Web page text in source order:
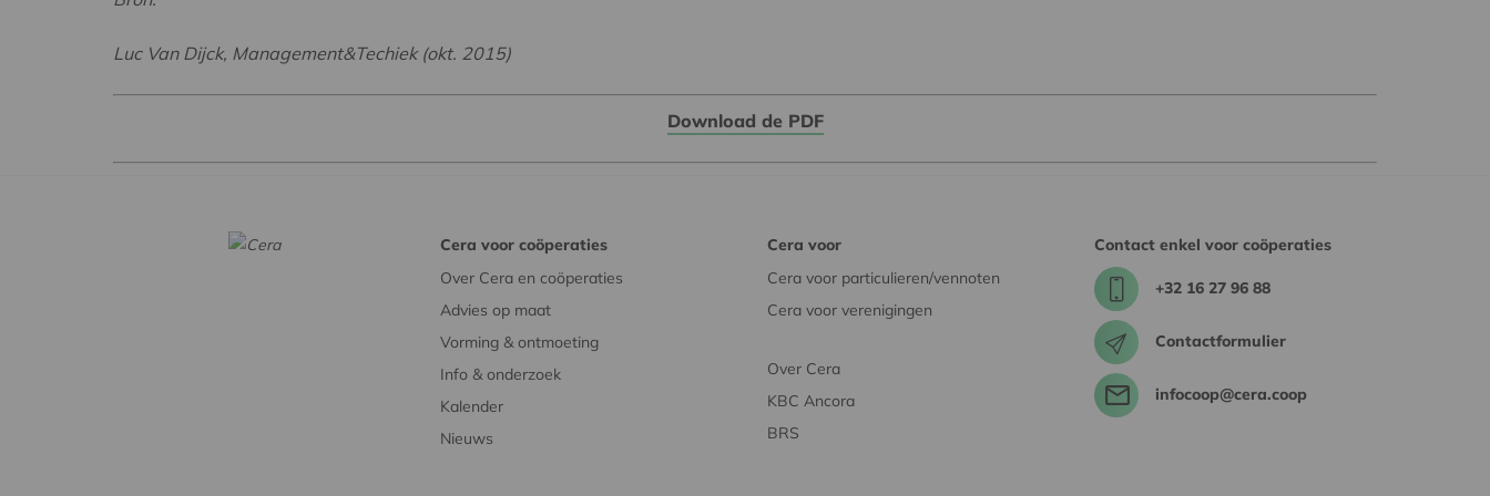
Luc Van Dijck, Management&Techiek (okt. 2015)
Download de PDF
Cera voor coöperaties
Over Cera en coöperaties
Advies op maat
Vorming & ontmoeting
Info & onderzoek
Kalender
Nieuws
Cera voor
Cera voor particulieren/vennoten
Cera voor verenigingen
Over Cera
KBC Ancora
BRS
Contact enkel voor coöperaties
+32 16 27 96 88
Contactformulier
infocoop@cera.coop